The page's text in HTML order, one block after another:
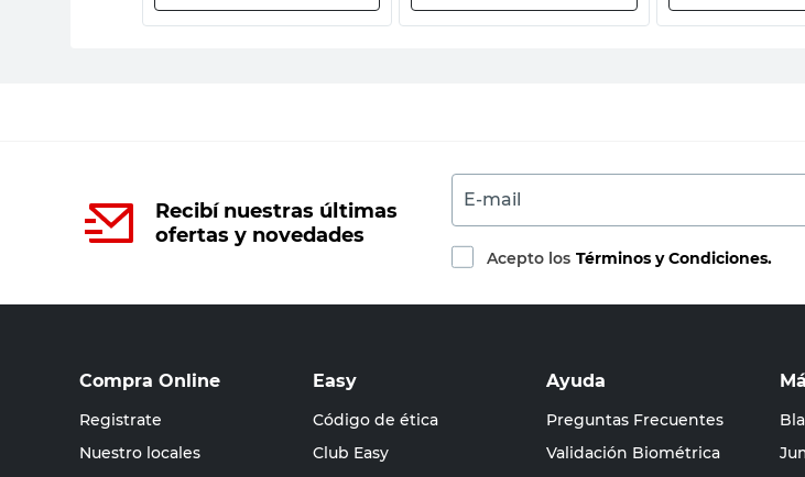
Recibí nuestras últimas
ofertas y novedades
E-mail
Acepto los Términos y Condiciones.
Compra Online
Registrate
Nuestro locales
Easy
Código de ética
Club Easy
Ayuda
Preguntas Frecuentes
Validación Biométrica